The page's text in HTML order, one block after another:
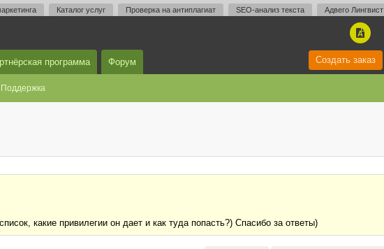
Каталог услуг Проверка на антиплагиат SEO-анализ текста Адвего Лингвист
A
программа Форум Создать заказ
Поддержка
какие привилегии он дает и как туда попасть?) Спасибо за ответы)